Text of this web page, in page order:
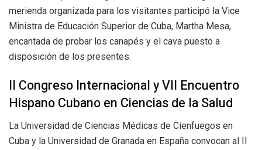
merienda organizada para los visitantes participó la Vice
Ministra de Educación Superior de Cuba, Martha Mesa,
encantada de probar los canapés y el cava puesto a
disposición de los presentes.
II Congreso Internacional y VII Encuentro
Hispano Cubano en Ciencias de la Salud
La Universidad de Ciencias Médicas de Cienfuegos en
Cuba y la Universidad de Granada en España convocan al II